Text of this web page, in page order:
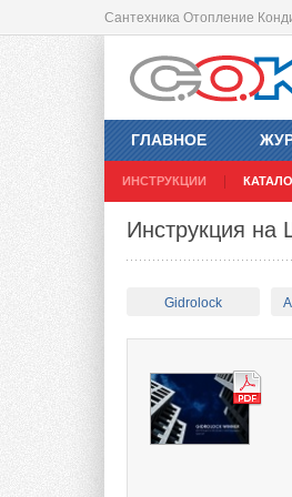
Сантехника Отопление
ГЛАВНОЕ
ИНСТРУКЦИИ
Инструкция на
Gidrolock